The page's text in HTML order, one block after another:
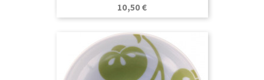
Precio
10,50 €